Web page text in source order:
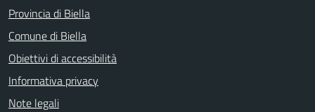
Provincia di Biella
Comune di Biella
Obiettivi di accessibilità
Informativa privacy
Note legali